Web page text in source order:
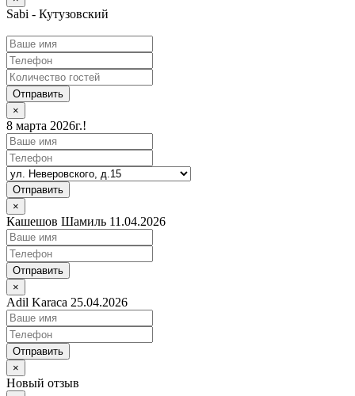
Sabi - Кутузовский
Отправить
×
8 марта 2026г.!
Отправить
×
Кашешов Шамиль 11.04.2026
Отправить
×
Adil Karaca 25.04.2026
Отправить
×
Новый отзыв